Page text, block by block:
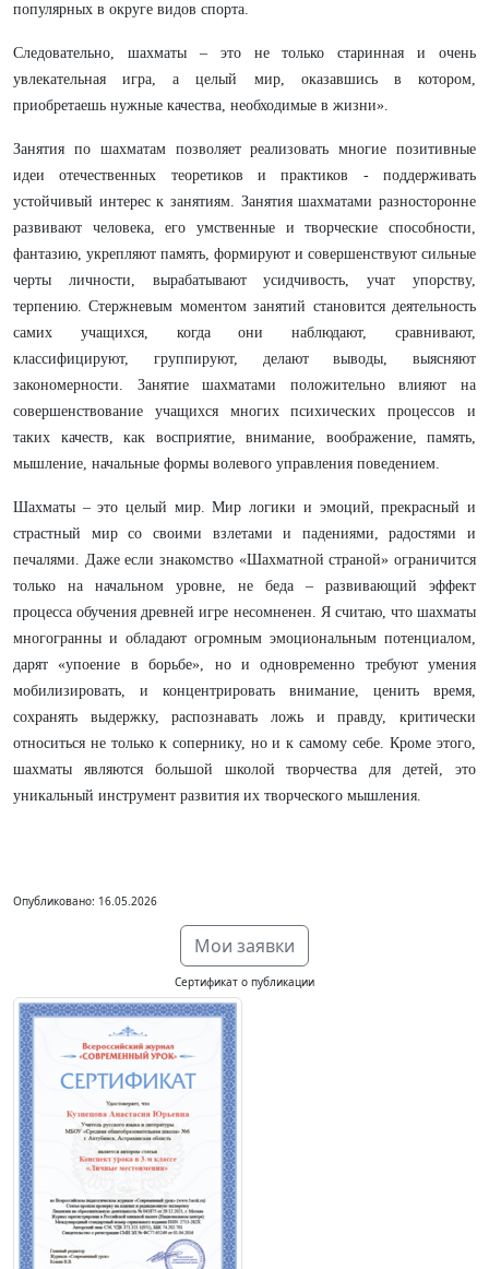
популярных в округе видов спорта.
Следовательно, шахматы – это не только старинная и очень
увлекательная игра, а целый мир, оказавшись в котором,
приобретаешь нужные качества, необходимые в жизни».
Занятия по шахматам позволяет реализовать многие позитивные
идеи отечественных теоретиков и практиков - поддерживать
устойчивый интерес к занятиям. Занятия шахматами разносторонне
развивают человека, его умственные и творческие способности,
фантазию, укрепляют память, формируют и совершенствуют сильные
черты личности, вырабатывают усидчивость, учат упорству,
терпению. Стержневым моментом занятий становится деятельность
самих учащихся, когда они наблюдают, сравнивают,
классифицируют, группируют, делают выводы, выясняют
закономерности. Занятие шахматами положительно влияют на
совершенствование учащихся многих психических процессов и
таких качеств, как восприятие, внимание, воображение, память,
мышление, начальные формы волевого управления поведением.
Шахматы – это целый мир. Мир логики и эмоций, прекрасный и
страстный мир со своими взлетами и падениями, радостями и
печалями. Даже если знакомство «Шахматной страной» ограничится
только на начальном уровне, не беда – развивающий эффект
процесса обучения древней игре несомненен. Я считаю, что шахматы
многогранны и обладают огромным эмоциональным потенциалом,
дарят «упоение в борьбе», но и одновременно требуют умения
мобилизировать, и концентрировать внимание, ценить время,
сохранять выдержку, распознавать ложь и правду, критически
относиться не только к сопернику, но и к самому себе. Кроме этого,
шахматы являются большой школой творчества для детей, это
уникальный инструмент развития их творческого мышления.
Опубликовано: 16.05.2026
Мои заявки
Сертификат о публикации